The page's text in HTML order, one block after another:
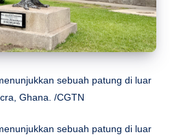
sebuah patung di luar
Ghana. /CGTN
sebuah patung di luar